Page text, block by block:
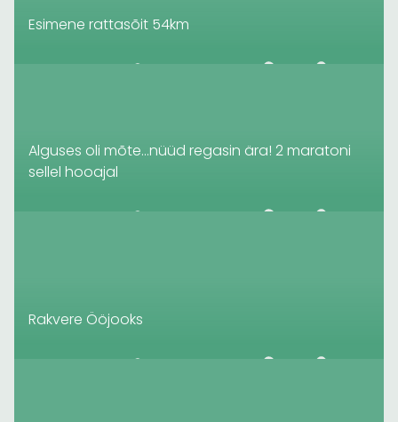
Esimene rattasõit 54km
Alguses oli mõte…nüüd regasin ära! 2 maratoni
sellel hooajal
Rakvere Ööjooks